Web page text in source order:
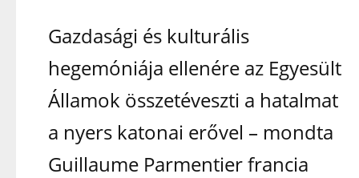
Gazdasági és kulturális
hegemóniája ellenére az Egyesült
Államok összetéveszti a hatalmat
a nyers katonai erővel – mondta
Guillaume Parmentier francia